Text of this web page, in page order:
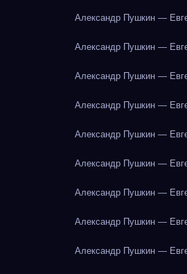
Александр Пушкин —
Александр Пушкин —
Александр Пушкин —
Александр Пушкин —
Александр Пушкин —
Александр Пушкин —
Александр Пушкин —
Александр Пушкин —
Александр Пушкин —